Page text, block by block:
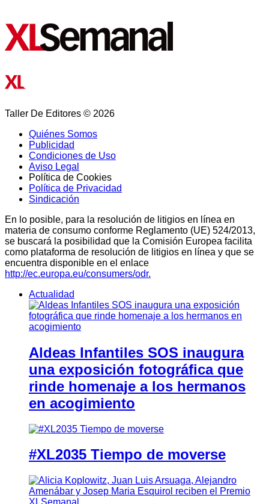
Taller De Editores © 2026
Quiénes Somos
Publicidad
Condiciones de Uso
Aviso Legal
Política de Cookies
Política de Privacidad
Sindicación
En lo posible, para la resolución de litigios en línea en
materia de consumo conforme Reglamento (UE) 524/2013,
se buscará la posibilidad que la Comisión Europea facilita
como plataforma de resolución de litigios en línea y que se
encuentra disponible en el enlace
http://ec.europa.eu/consumers/odr.
Actualidad
Aldeas Infantiles SOS inaugura
una exposición fotográfica que
rinde homenaje a los hermanos
en acogimiento
#XL2035 Tiempo de moverse